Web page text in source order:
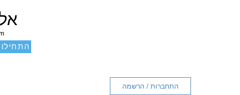
התחילו
התחברות / הרשמה